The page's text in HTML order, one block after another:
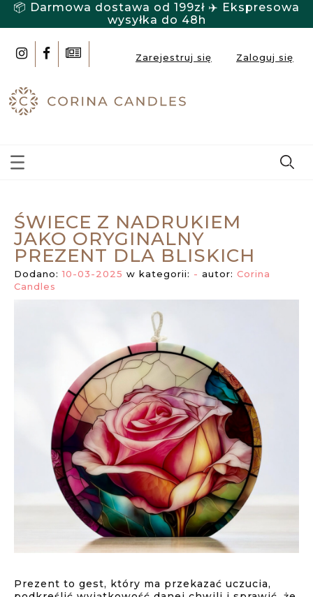
📦 Darmowa dostawa od 199zł ✈️ Ekspresowa
wysyłka do 48h
Zarejestruj się Zaloguj się
ŚWIECE Z NADRUKIEM
JAKO ORYGINALNY
PREZENT DLA BLISKICH
Dodano:10-03-2025 w kategorii: - autor: Corina
Candles
Prezent to gest, który ma przekazać uczucia,